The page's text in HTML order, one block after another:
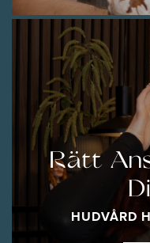
Rätt
HUDVÅRD